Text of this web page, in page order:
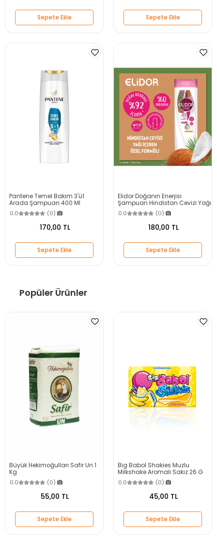
Sepete Ekle Sepete Ekle
Pantene Temel Bakım 3'ü1
Arada Şampuan 400 Ml
0.0 (0)
170,00 TL
Sepete Ekle
Elidor Doğanın Enerjisi
Şampuan Hindistan Cevizi Yağı
400 ml
0.0 (0)
180,00 TL
Sepete Ekle
Popüler Ürünler
Büyük Hekimoğulları Safir Un 1
Kg
0.0 (0)
55,00 TL
Sepete Ekle
Big Babol Shakies Muzlu
Milkshake Aromalı Sakız 26 G
0.0 (0)
45,00 TL
Sepete Ekle